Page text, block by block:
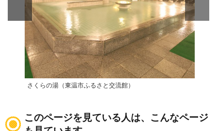
さくらの湯（東温市ふるさと交流館）
このページを見ている人は、こんなページ